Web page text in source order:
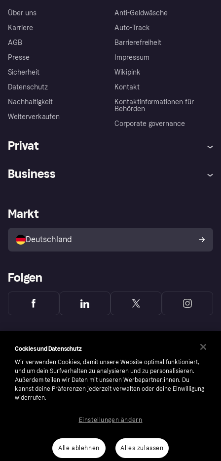
Über uns
Karriere
AGB
Presse
Sicherheit
Datenschutz
Nachhaltigkeit
Weiterverkaufen
Anti-Geldwäsche
Auto-Track
Barrierefreiheit
Impressum
Wikipink
Kontakt
Kontaktinformationen für
Behörden
Corporate governance
Privat
Klarna App
Shops entdecken
Käuferschutzrichtlinie
Dein Widerrufsrecht
Business
Händlerportal
Markt
Deutschland
Folgen
number: 556737-0431
Nutzungsbedingungen CookiesKlarna.com
Cookies und Datenschutz
Wir verwenden Cookies, damit unsere Website optimal funktioniert,
und um dein Surfverhalten zu analysieren und zu personalisieren.
Außerdem teilen wir Daten mit unseren Werbepartner:innen. Du
kannst deine Präferenzen jederzeit verwalten oder deine Einwilligung
widerrufen.
Alle ablehnen Alles zulassen
Einstellungen ändern